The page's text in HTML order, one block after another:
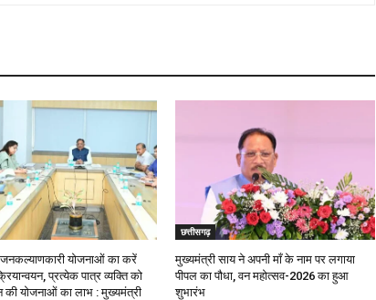
योजनाओं का करें
प्रत्येक पात्र व्यक्ति को
की योजनाओं का लाभ : मुख्यमंत्री
छत्तीसगढ़
मुख्यमंत्री साय ने अपनी माँ के नाम पर लगाया
पीपल का पौधा, वन महोत्सव-2026 का हुआ
शुभारंभ